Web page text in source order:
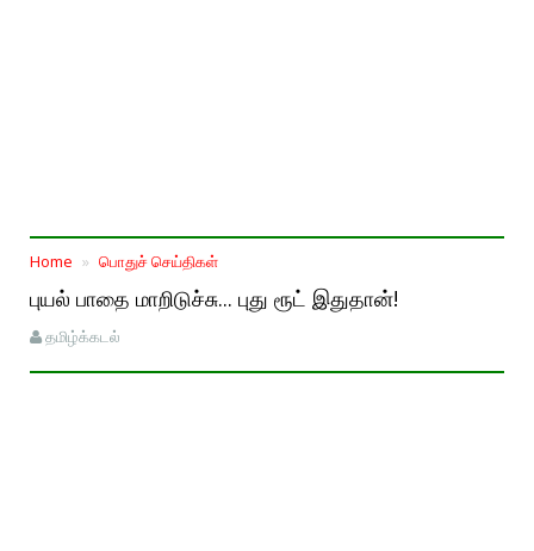
Home பொதுச் செய்திகள்
புயல் பாதை மாறிடுச்சு... புது ரூட் இதுதான்!
தமிழ்க்கடல்